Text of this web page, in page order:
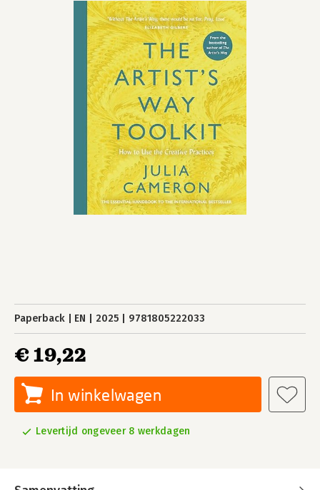
Paperback EN 2025 9781805222033
€ 19,22
In winkelwagen
Levertijd ongeveer 8 werkdagen